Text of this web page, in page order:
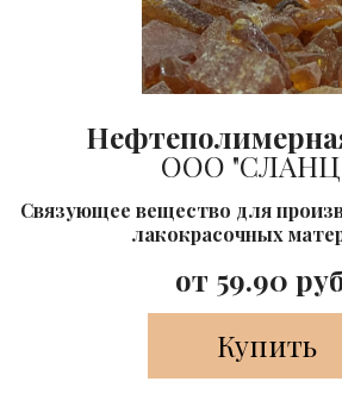
ООО
Cвязующее вещество для
лакокрасочных
от 59.90
Купить